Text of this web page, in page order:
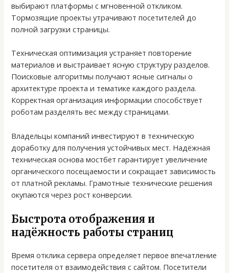
выбирают платформы с мгновенной откликом.
Тормозящие проекты утрачивают посетителей до
полной загрузки страницы.
Техническая оптимизация устраняет повторение
материалов и выстраивает ясную структуру разделов.
Поисковые алгоритмы получают ясные сигналы о
архитектуре проекта и тематике каждого раздела.
Корректная организация информации способствует
роботам разделять вес между страницами.
Владельцы компаний инвестируют в техническую
доработку для получения устойчивых мест. Надёжная
техническая основа мостбет гарантирует увеличение
органического посещаемости и сокращает зависимость
от платной рекламы. Грамотные технические решения
окупаются через рост конверсии.
Быстрота отображения и
надёжность работы страниц
Время отклика сервера определяет первое впечатление
посетителя от взаимодействия с сайтом. Посетители